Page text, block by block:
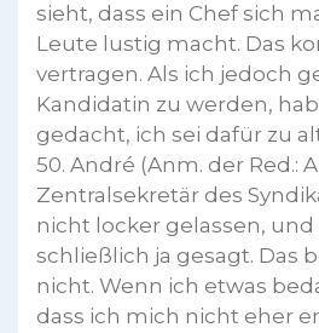
sieht, dass ein Chef sich
Leute lustig macht. Das
vertragen. Als ich jedoch
Kandidatin zu werden,
gedacht, ich sei dafür zu
50. André (Anm. der Red.:
Zentralsekretär des
nicht locker gelassen, und
schließlich ja gesagt. Das
nicht. Wenn ich etwas
dass ich mich nicht eher